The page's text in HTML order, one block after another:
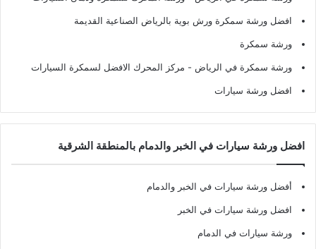
افضل ورشة سمكرة ورش بوية بالرياض الصناعية القديمة
ورشة سمكرة
ورشة سمكرة في الرياض - مركز المحرك الافضل لسمكرة السيارات
افضل ورشة سيارات
افضل ورشة سيارات في الخبر والدمام بالمنطقة الشرقية
أفضل ورشة سيارات في الخبر والدمام
افضل ورشة سيارات في الخبر
ورشة سيارات في الدمام